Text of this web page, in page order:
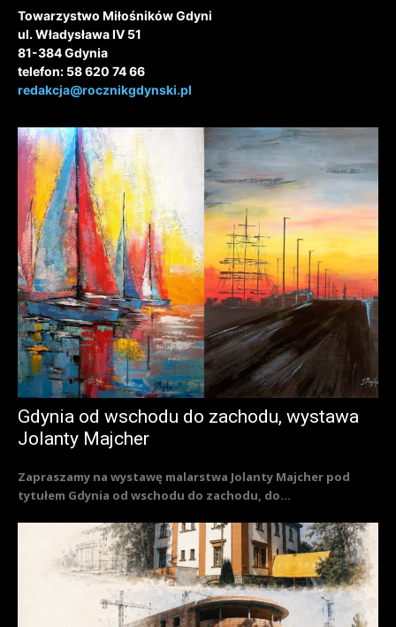
Towarzystwo Miłośników Gdyni
ul. Władysława IV 51
81-384 Gdynia
telefon: 58 620 74 66
redakcja@rocznikgdynski.pl
Gdynia od wschodu do zachodu, wystawa
Jolanty Majcher
Zapraszamy na wystawę malarstwa Jolanty Majcher pod
tytułem Gdynia od wschodu do zachodu, do...